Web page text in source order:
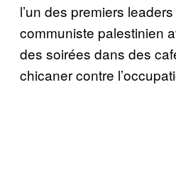
l’un des premiers
communiste palestinien
des soirées dans des
chicaner contre